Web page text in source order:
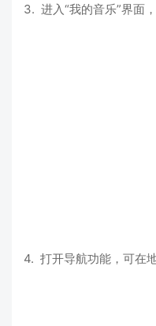
3. 进入“我的音乐”界面
4. 打开导航功能，可在